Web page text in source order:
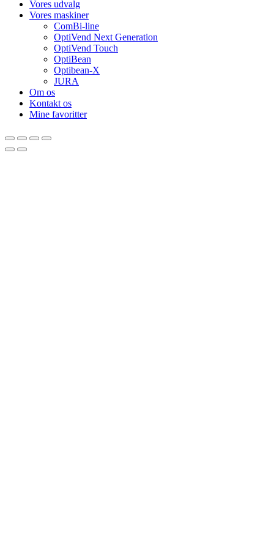
Vores udvalg
Vores maskiner
ComBi-line
OptiVend Next Generation
OptiVend Touch
OptiBean
Optibean-X
JURA
Om os
Kontakt os
Mine favoritter